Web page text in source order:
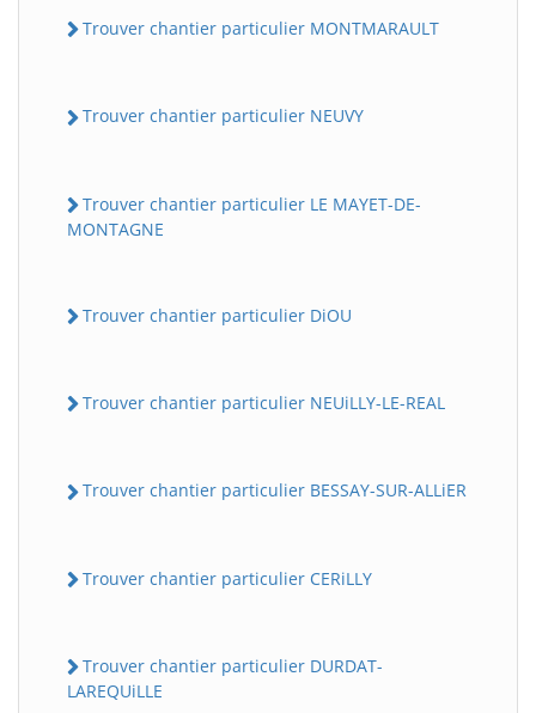
Trouver chantier particulier MONTMARAULT
Trouver chantier particulier NEUVY
Trouver chantier particulier LE MAYET-DE-
MONTAGNE
Trouver chantier particulier DiOU
Trouver chantier particulier NEUiLLY-LE-REAL
Trouver chantier particulier BESSAY-SUR-ALLiER
Trouver chantier particulier CERiLLY
Trouver chantier particulier DURDAT-
LAREQUiLLE